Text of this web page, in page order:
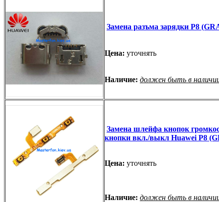
Замена разъма зарядки P8
Цена: уточнять
Наличие: должен быть в
Замена шлейфа кнопок
кнопки вкл./выкл Huawei P8
Цена: уточнять
Наличие: должен быть в